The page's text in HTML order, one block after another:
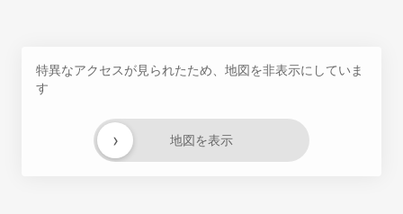
特異なアクセスが見られたため、地図を非表示にしていま
す
地図を表示
›